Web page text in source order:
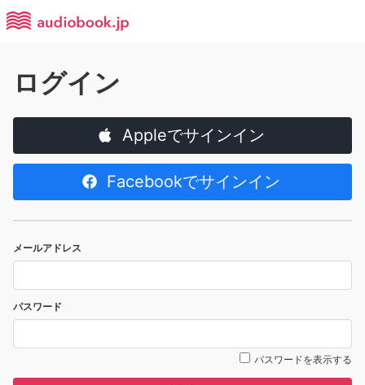
ログイン
Appleでサインイン
Facebookでサインイン
メールアドレス
パスワード
パスワードを表示する